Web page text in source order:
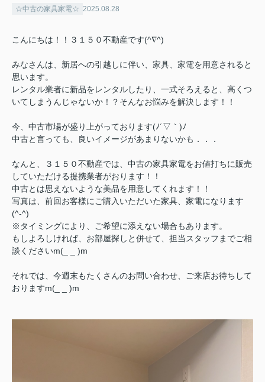
☆中古の家具家電☆ 2025.08.28
こんにちは！！３１５０不動産です(^∇^)
みなさんは、新居への引越しに伴い、家具、家電を用意されると
思います。
レンタル業者に新品をレンタルしたり、一式そろえると、高くつ
いてしまうんじゃないか！？そんなお悩みを解決します！！
今、中古市場が盛り上がっております(ﾉ´▽｀)ﾉ
中古と言っても、良いイメージがあまりないかも．．．
なんと、３１５０不動産では、中古の家具家電をお値打ちに販売
していただける提携業者がおります！！
中古とは思えないような美品を用意してくれます！！
写真は、前回お客様にご購入いただいた家具、家電になります
(^-^)
※タイミングにより、ご希望に添えない場合もあります。
もしよろしければ、お部屋探しと併せて、担当スタッフまでご相
談くださいm(_ _ )m
それでは、今週末もたくさんのお問い合わせ、ご来店お待ちして
おりますm(_ _ )m